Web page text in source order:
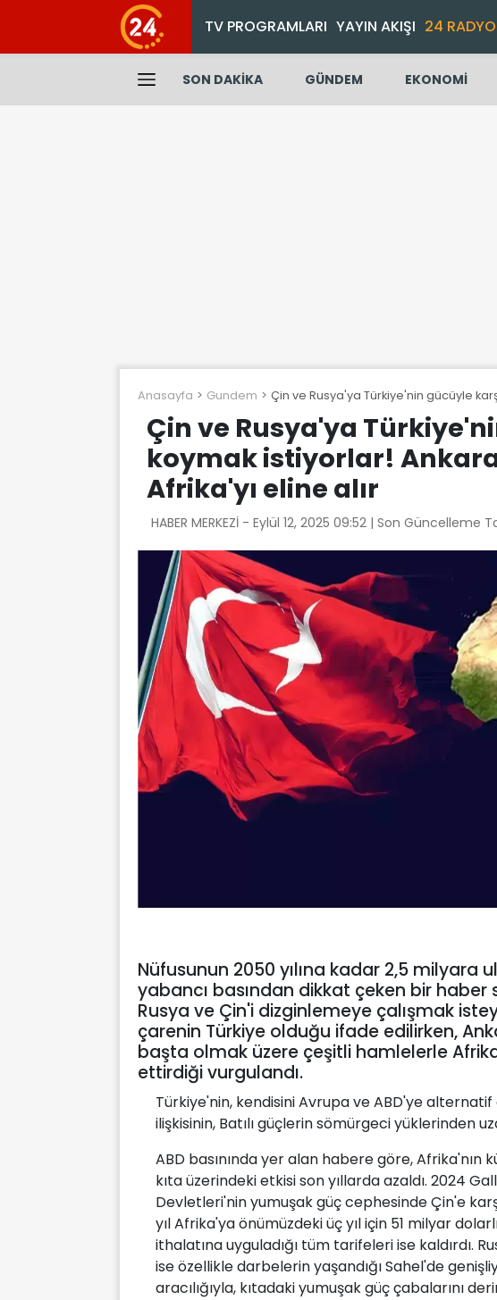
TV PROGRAMLARI YAYIN AKIŞI 24 RADYO
SON DAKİKA GÜNDEM EKONOMİ
Anasayfa Gundem Çin ve Rusya'ya Türkiye'nin gücüyle
Çin ve Rusya'ya
koymak istiyorlar!
Afrika'yı eline alır
HABER MERKEZİ - Eylül 12, 2025 09:52 | Son Güncelleme
Nüfusunun 2050 yılına kadar 2,5 milyara
yabancı basından dikkat çeken bir haber
Rusya ve Çin'i dizginlemeye çalışmak
çarenin Türkiye olduğu ifade edilirken,
başta olmak üzere çeşitli hamlelerle
ettirdiği vurgulandı.
Türkiye'nin, kendisini Avrupa ve ABD'ye
ilişkisinin, Batılı güçlerin sömürgeci yüklerinden
ABD basınında yer alan habere göre, Afrika'nın
kıta üzerindeki etkisi son yıllarda azaldı. 2024
Devletleri'nin yumuşak güç cephesinde Çin'e
yıl Afrika'ya önümüzdeki üç yıl için 51 milyar
ithalatına uyguladığı tüm tarifeleri ise kaldırdı.
ise özellikle darbelerin yaşandığı Sahel'de
aracılığıyla, kıtadaki yumuşak güç çabalarını